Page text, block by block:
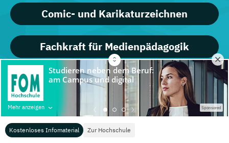
Kostenloses Infomaterial Zur Hochschule
Mehr anzeigen Sponsored
Comic- und Karikaturzeichnen
Fachkraft für Medienpädagogik
Farb-, Typ- und Stilberatung
Fit am PC mit Windows 11 und Office
2019/365